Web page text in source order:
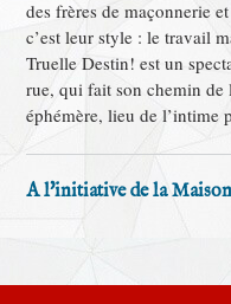
des frères de maçonnerie
c’est leur style : le travail
Truelle Destin! est un
rue, qui fait son chemin de
éphémère, lieu de l’intime
A l'initiative de la